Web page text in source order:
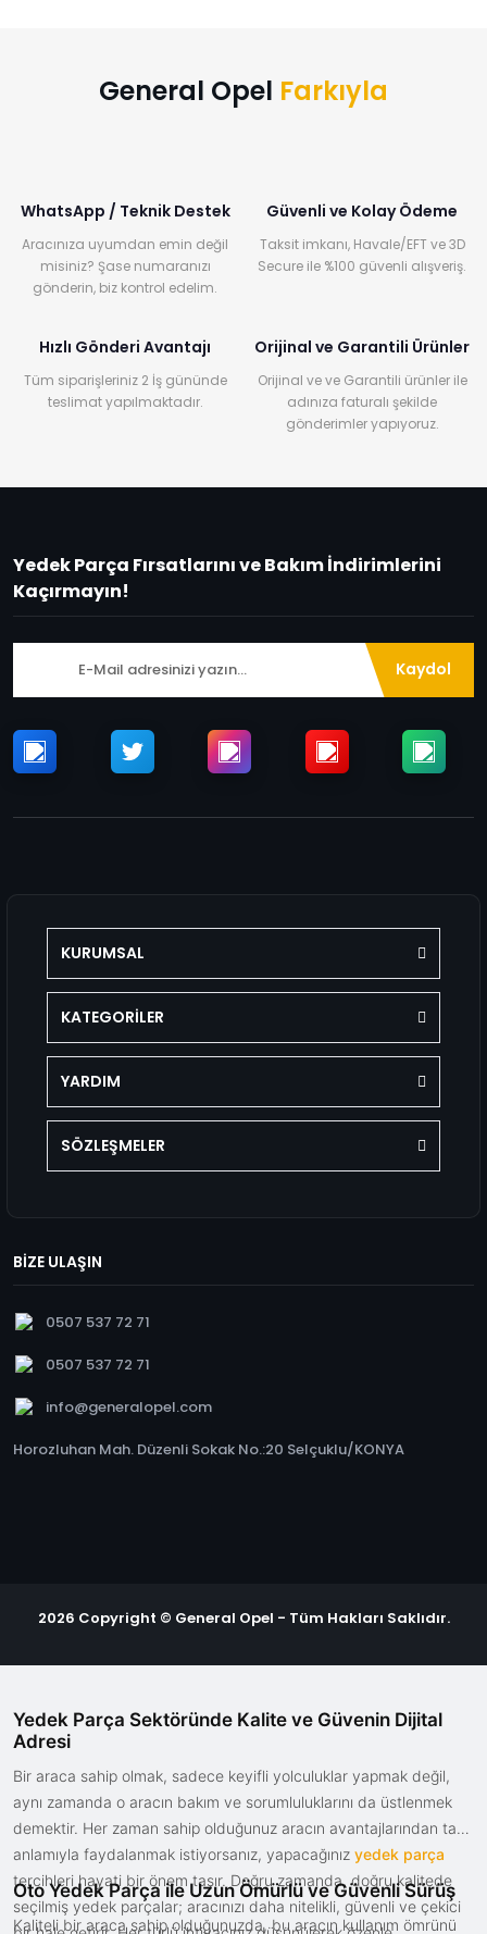
General Opel Farkıyla
WhatsApp / Teknik Destek
Aracınıza uyumdan emin değil
misiniz? Şase numaranızı
gönderin, biz kontrol edelim.
Güvenli ve Kolay Ödeme
Taksit imkanı, Havale/EFT ve 3D
Secure ile %100 güvenli alışveriş.
Hızlı Gönderi Avantajı
Tüm siparişleriniz 2 İş gününde
teslimat yapılmaktadır.
Orijinal ve Garantili Ürünler
Orijinal ve ve Garantili ürünler ile
adınıza faturalı şekilde
gönderimler yapıyoruz.
Yedek Parça Fırsatlarını ve Bakım İndirimlerini
Kaçırmayın!
Kaydol
KURUMSAL
KATEGORİLER
YARDIM
SÖZLEŞMELER
BİZE ULAŞIN
0507 537 72 71
0507 537 72 71
info@generalopel.com
Horozluhan Mah. Düzenli Sokak No.:20 Selçuklu/KONYA
2026 Copyright © General Opel - Tüm Hakları Saklıdır.
Yedek Parça Sektöründe Kalite ve Güvenin Dijital
Adresi
Bir araca sahip olmak, sadece keyifli yolculuklar yapmak değil,
aynı zamanda o aracın bakım ve sorumluluklarını da üstlenmek
demektir. Her zaman sahip olduğunuz aracın avantajlarından tam
anlamıyla faydalanmak istiyorsanız, yapacağınız yedek parça
tercihleri hayati bir önem taşır. Doğru zamanda, doğru kalitede
seçilmiş yedek parçalar; aracınızı daha nitelikli, güvenli ve çekici
Oto Yedek Parça ile Uzun Ömürlü ve Güvenli Sürüş
Kaliteli bir araca sahip olduğunuzda, bu aracın kullanım ömrünü